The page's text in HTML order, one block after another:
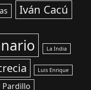
Iván Cacú
La India
Luis Enrique
Pardillo